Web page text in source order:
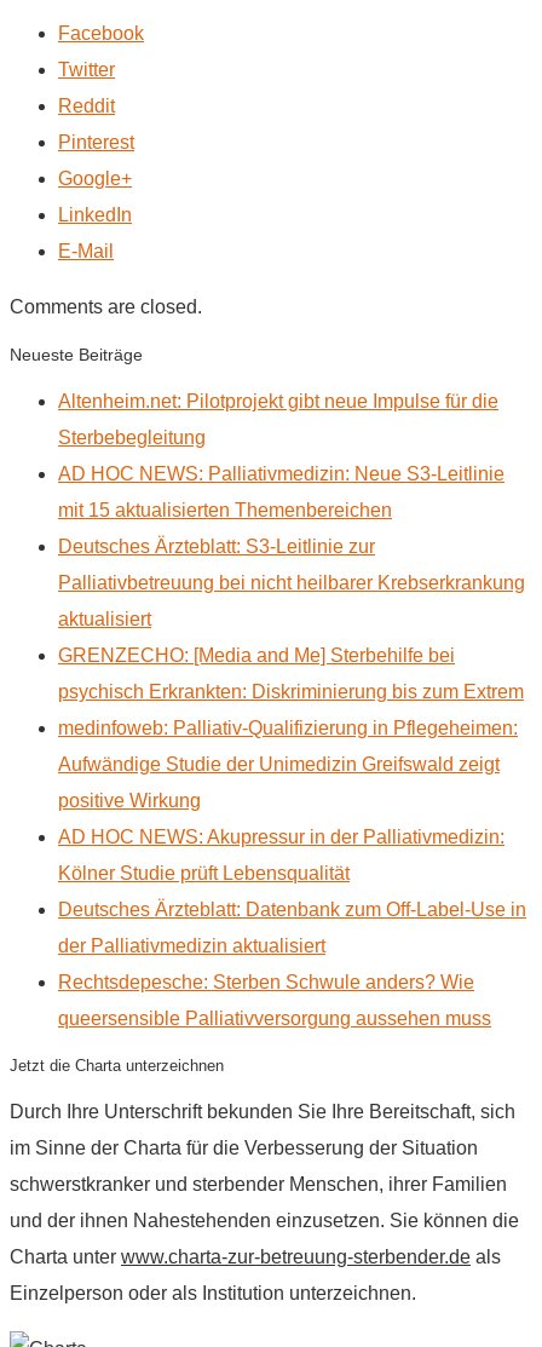
Facebook
Twitter
Reddit
Pinterest
Google+
LinkedIn
E-Mail
Comments are closed.
Neueste Beiträge
Altenheim.net: Pilotprojekt gibt neue Impulse für die
Sterbebegleitung
AD HOC NEWS: Palliativmedizin: Neue S3-Leitlinie
mit 15 aktualisierten Themenbereichen
Deutsches Ärzteblatt: S3-Leitlinie zur
Palliativbetreuung bei nicht heilbarer Krebserkrankung
aktualisiert
GRENZECHO: [Media and Me] Sterbehilfe bei
psychisch Erkrankten: Diskriminierung bis zum Extrem
medinfoweb: Palliativ-Qualifizierung in Pflegeheimen:
Aufwändige Studie der Unimedizin Greifswald zeigt
positive Wirkung
AD HOC NEWS: Akupressur in der Palliativmedizin:
Kölner Studie prüft Lebensqualität
Deutsches Ärzteblatt: Datenbank zum Off-Label-Use in
der Palliativmedizin aktualisiert
Rechtsdepesche: Sterben Schwule anders? Wie
queersensible Palliativversorgung aussehen muss
Jetzt die Charta unterzeichnen
Durch Ihre Unterschrift bekunden Sie Ihre Bereitschaft, sich
im Sinne der Charta für die Verbesserung der Situation
schwerstkranker und sterbender Menschen, ihrer Familien
und der ihnen Nahestehenden einzusetzen. Sie können die
Charta unter www.charta-zur-betreuung-sterbender.de als
Einzelperson oder als Institution unterzeichnen.